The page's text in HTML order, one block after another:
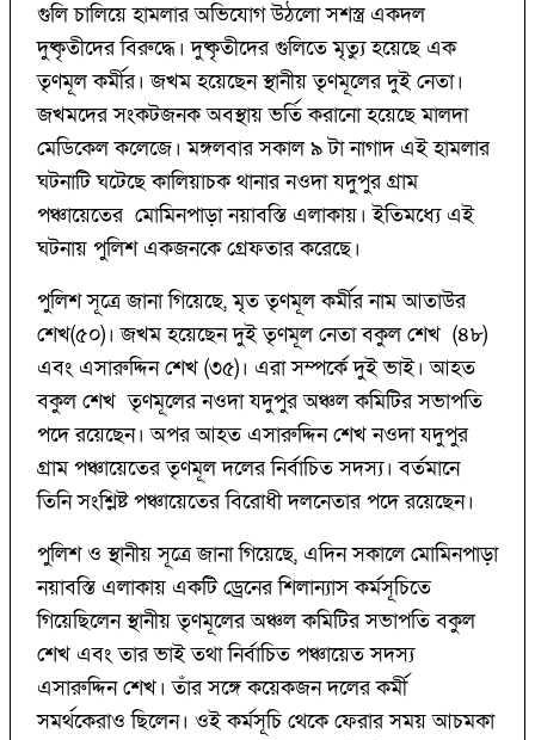
গুলি চালিয়ে হামলার অভিযোগ উঠলো সশস্ত্র একদল
দুষ্কৃতীদের বিরুদ্ধে। দুষ্কৃতীদের গুলিতে মৃত্যু হয়েছে এক
তৃণমূল কর্মীর। জখম হয়েছেন স্থানীয় তৃণমূলের দুই নেতা।
জখমদের সংকটজনক অবস্থায় ভর্তি করানো হয়েছে মালদা
মেডিকেল কলেজে। মঙ্গলবার সকাল ৯ টা নাগাদ এই হামলার
ঘটনাটি ঘটেছে কালিয়াচক থানার নওদা যদুপুর গ্রাম
পঞ্চায়েতের মোমিনপাড়া নয়াবস্তি এলাকায়। ইতিমধ্যে এই
ঘটনায় পুলিশ একজনকে গ্রেফতার করেছে।
পুলিশ সূত্রে জানা গিয়েছে, মৃত তৃণমূল কর্মীর নাম আতাউর
শেখ(৫০)। জখম হয়েছেন দুই তৃণমূল নেতা বকুল শেখ (৪৮)
এবং এসারুদ্দিন শেখ (৩৫)। এরা সম্পর্কে দুই ভাই। আহত
বকুল শেখ তৃণমূলের নওদা যদুপুর অঞ্চল কমিটির সভাপতি
পদে রয়েছেন। অপর আহত এসারুদ্দিন শেখ নওদা যদুপুর
গ্রাম পঞ্চায়েতের তৃণমূল দলের নির্বাচিত সদস্য। বর্তমানে
তিনি সংশ্লিষ্ট পঞ্চায়েতের বিরোধী দলনেতার পদে রয়েছেন।
পুলিশ ও স্থানীয় সূত্রে জানা গিয়েছে, এদিন সকালে মোমিনপাড়া
নয়াবস্তি এলাকায় একটি ড্রেনের শিলান্যাস কর্মসূচিতে
গিয়েছিলেন স্থানীয় তৃণমূলের অঞ্চল কমিটির সভাপতি বকুল
শেখ এবং তার ভাই তথা নির্বাচিত পঞ্চায়েত সদস্য
এসারুদ্দিন শেখ। তাঁর সঙ্গে কয়েকজন দলের কর্মী
সমর্থকেরাও ছিলেন। ওই কর্মসূচি থেকে ফেরার সময় আচমকা